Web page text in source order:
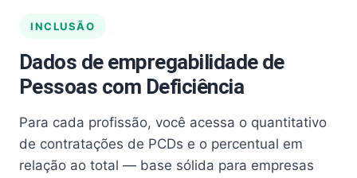
INCLUSÃO
Dados de empregabilidade de
Pessoas com Deficiência
Para cada profissão, você acessa o quantitativo
de contratações de PCDs e o percentual em
relação ao total — base sólida para empresas